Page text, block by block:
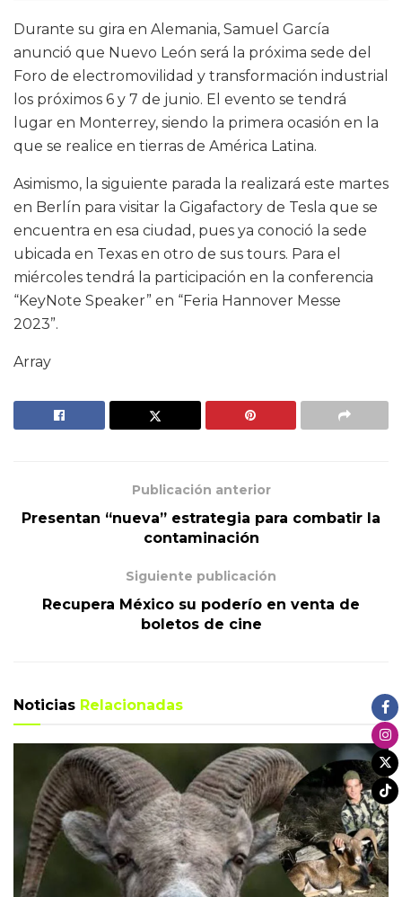
Durante su gira en Alemania, Samuel García
anunció que Nuevo León será la próxima sede del
Foro de electromovilidad y transformación industrial
los próximos 6 y 7 de junio. El evento se tendrá
lugar en Monterrey, siendo la primera ocasión en la
que se realice en tierras de América Latina.
Asimismo, la siguiente parada la realizará este martes
en Berlín para visitar la Gigafactory de Tesla que se
encuentra en esa ciudad, pues ya conoció la sede
ubicada en Texas en otro de sus tours. Para el
miércoles tendrá la participación en la conferencia
“KeyNote Speaker” en “Feria Hannover Messe
2023”.
Array
Publicación anterior
Presentan “nueva” estrategia para combatir la
contaminación
Siguiente publicación
Recupera México su poderío en venta de
boletos de cine
Noticias Relacionadas